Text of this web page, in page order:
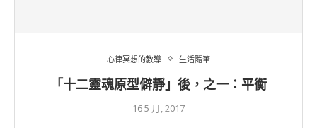
心律冥想的教導 生活隨筆
「十二靈魂原型僻靜」後，之一：平衡
16 5 月, 2017